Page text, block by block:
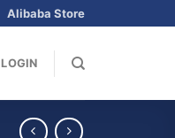
Alibaba Store
LOGIN